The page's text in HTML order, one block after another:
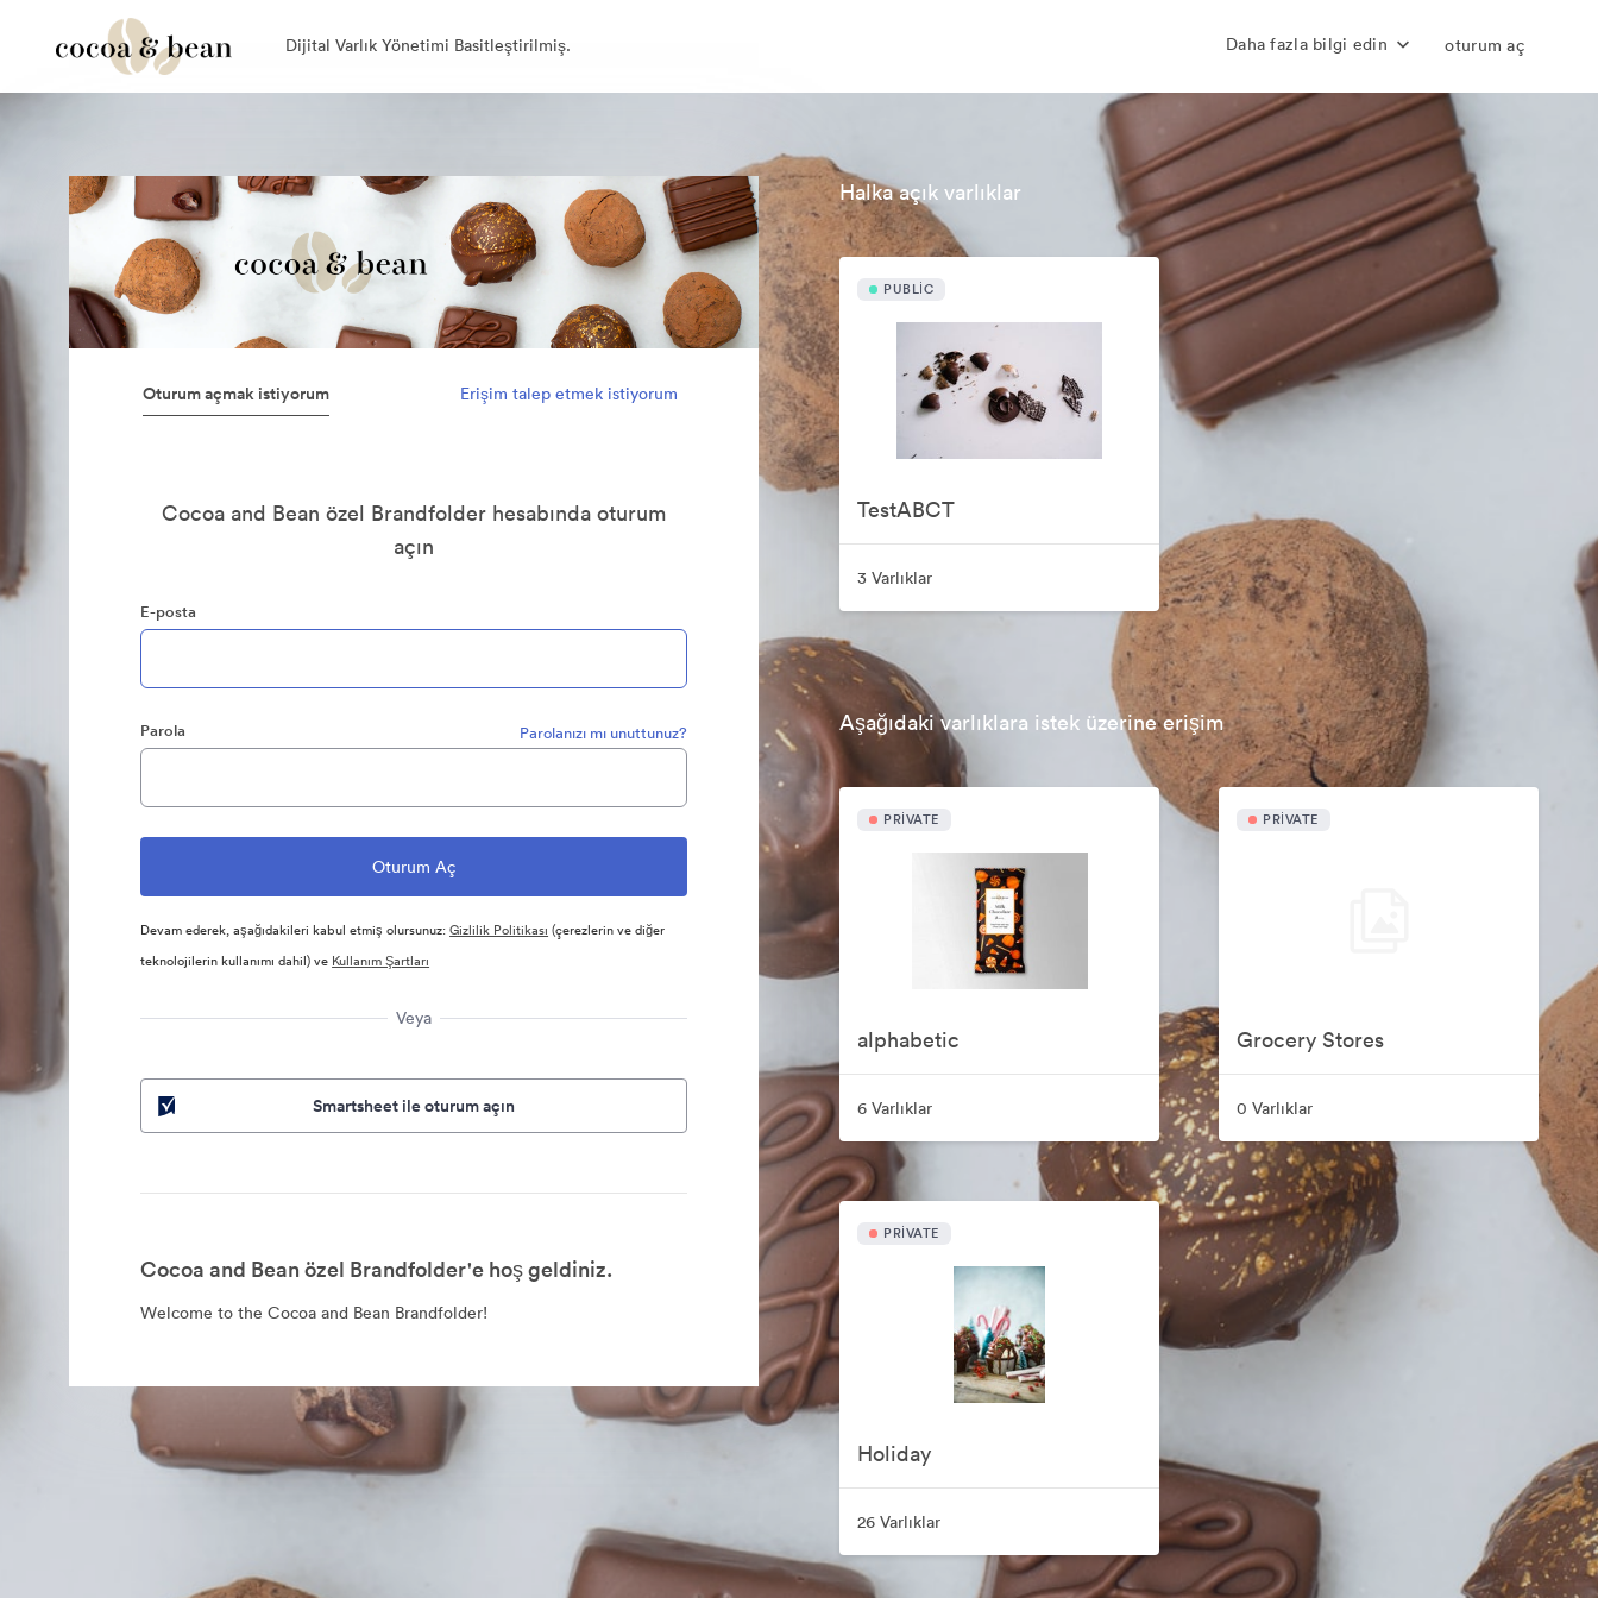
Dijital Varlık Yönetimi Basitleştirilmiş. Daha fazla bilgi edin oturum aç
Oturum açmak istiyorum Erişim talep etmek istiyorum
Cocoa and Bean özel Brandfolder hesabında oturum
açın
E-posta
Parola Parolanızı mı unuttunuz?
Devam ederek, aşağıdakileri kabul etmiş olursunuz:Gizlilik Politikası (çerezlerin ve diğer
teknolojilerin kullanımı dahil) ve Kullanım Şartları
Veya
Smartsheet ile oturum açın
Cocoa and Bean özel Brandfolder'e hoş geldiniz.
Welcome to the Cocoa and Bean Brandfolder!
Halka açık varlıklar
PUBLIC
TestABCT
3 Varlıklar
Aşağıdaki varlıklara istek üzerine erişim
PRIVATE
alphabetic
6 Varlıklar
PRIVATE
Grocery Stores
0 Varlıklar
PRIVATE
Holiday
26 Varlıklar